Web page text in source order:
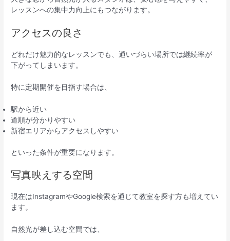
レッスンへの集中力向上にもつながります。
アクセスの良さ
どれだけ魅力的なレッスンでも、通いづらい場所では継続率が
下がってしまいます。
特に定期開催を目指す場合は、
駅から近い
道順が分かりやすい
新宿エリアからアクセスしやすい
といった条件が重要になります。
写真映えする空間
現在はInstagramやGoogle検索を通じて教室を探す方も増えてい
ます。
自然光が差し込む空間では、